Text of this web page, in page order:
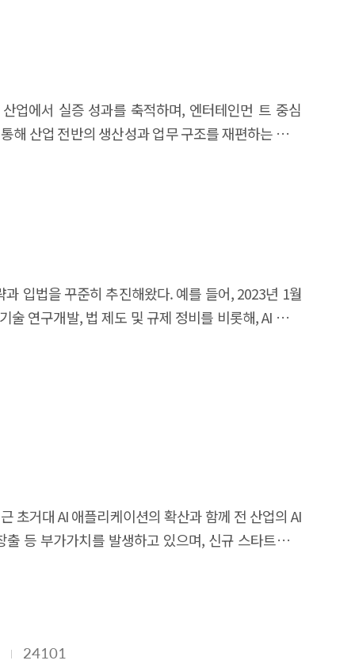
반의 생산성과 업무 구조를 재편하는 핵심
는 기술·산업·정 책적 시사점을 도출함으로써,
플랫폼–네트 워크–디바이스(CPND) 산업 생태계
용자의 상호작용
등은 산업 전반의 지능 화를 가속화하고 있다. 4.2
한, AI 기반 XR 기기와 디지털 휴먼은 현실과 가상
입법을 꾸준히 추진해왔다. 예를 들어, 2023년 1월
연구개발, 법 제도 및 규제 정비를 비롯해, AI 기업
육성 등의 정량적인 목표도 제시하였다. 이러한
있으나, 세계적인 경기 침체를 비롯한 여러 가지
우수사례를 발굴하고, 주요 창업기업을 대상으로
업 생태계를 육성하고, AI 창업지원을 위한 정책
통계를 생산함으로써, 세계적 수준의 AI 창업기업
많이 요구되는 실태조사 대비, 유관 DB를 기반으로
성 및 범위 본 연구는 크게 세 가지 세부 과업으로
업 사례 및 기업·기관 심층 조사에 관한 내용이다.
기업 기준을 설정하였다. 이어, 정의된 AI 창업기업
층 조사에서는 창업기업 투자나 정책지원기관, AI
초거대 AI 애플리케이션의 확산과 함께 전 산업의 AI
등 부가가치를 발생하고 있으며, 신규 스타트업이
악하여 국내 AI 산업과 비교, 분석하는 연구를 통해
현하고 있는 급변하는 AI 시장의 특성을 고려할 때
내 AI 창업 및 투자 관점에서의 향후 가능성에 대해
24101